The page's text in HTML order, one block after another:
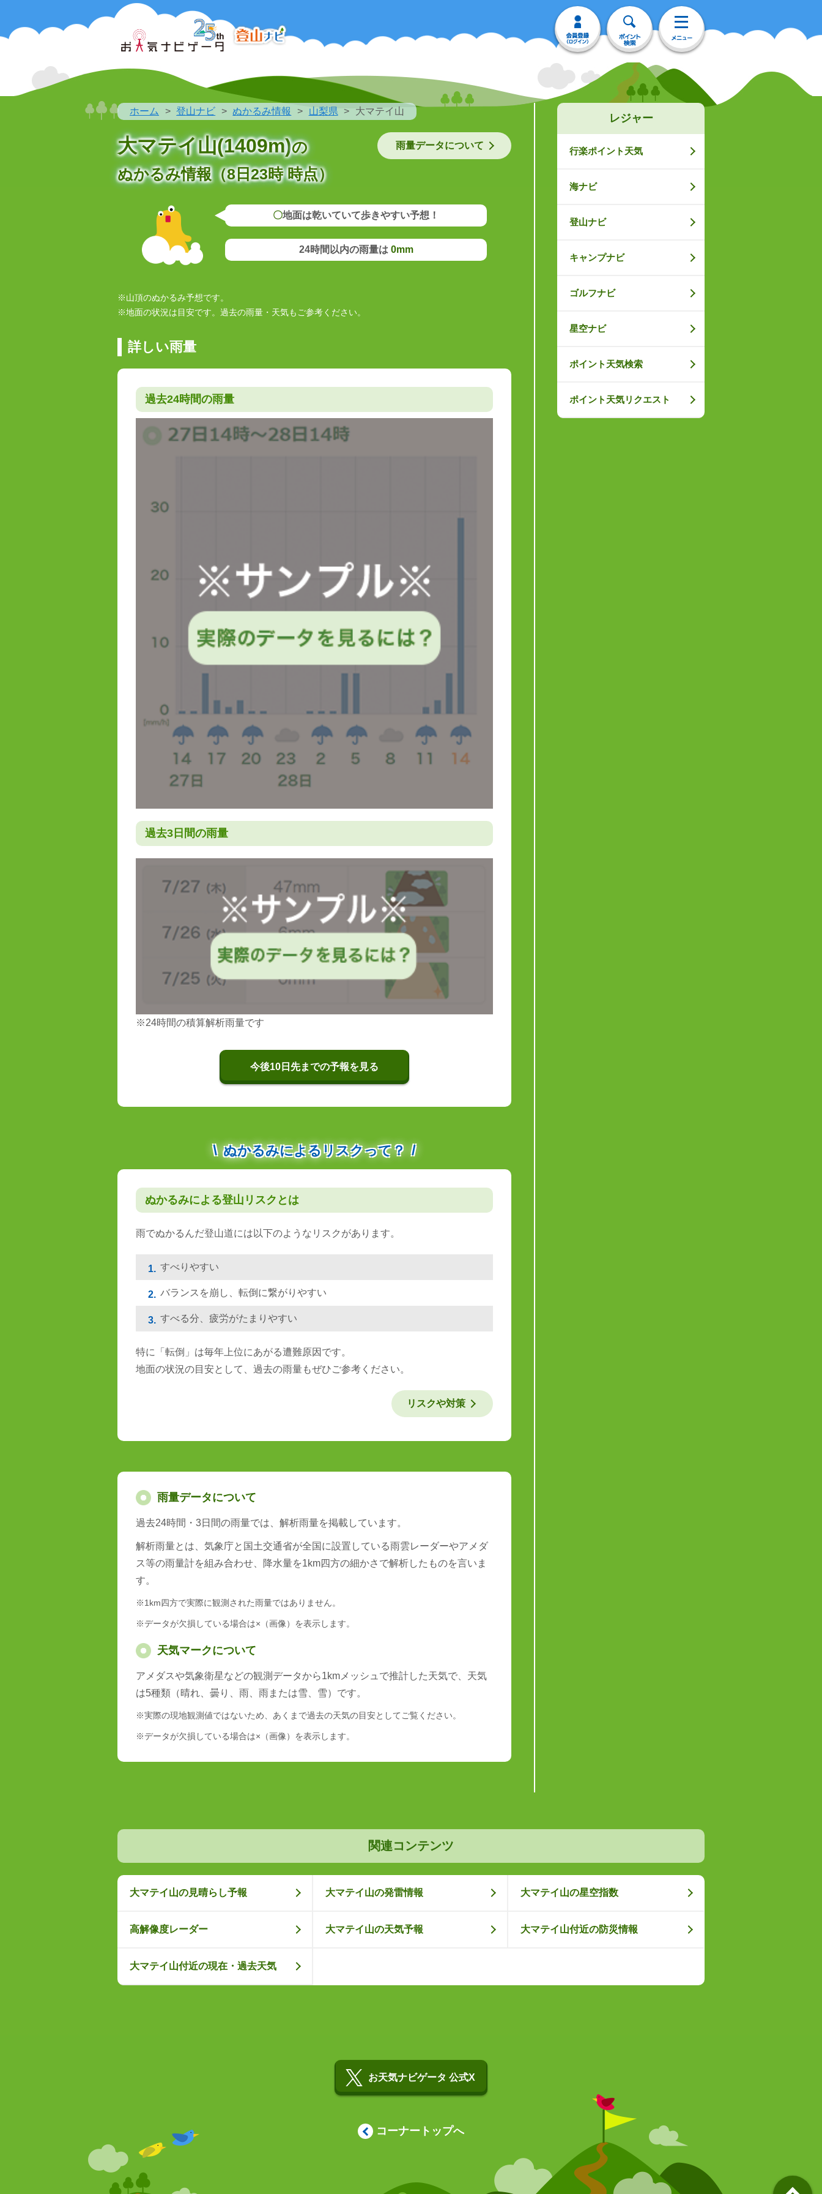
ホーム 登山ナビ ぬかるみ情報 山梨県 大マテイ山
大マテイ山(1409m)の
ぬかるみ情報（8日23時 時点）
雨量データについて
〇地面は乾いていて歩きやすい予想！
24時間以内の雨量は 0mm
※山頂のぬかるみ予想です。
※地面の状況は目安です。過去の雨量・天気もご参考ください。
詳しい雨量
過去24時間の雨量
過去3日間の雨量
※24時間の積算解析雨量です
今後10日先までの予報を見る
ぬかるみによるリスクって？
ぬかるみによる登山リスクとは
雨でぬかるんだ登山道には以下のようなリスクがあります。
1. すべりやすい
2. バランスを崩し、転倒に繋がりやすい
3. すべる分、疲労がたまりやすい
特に「転倒」は毎年上位にあがる遭難原因です。
地面の状況の目安として、過去の雨量もぜひご参考ください。
リスクや対策
雨量データについて
過去24時間・3日間の雨量では、解析雨量を掲載しています。
解析雨量とは、気象庁と国土交通省が全国に設置している雨雲レーダーやアメダ
ス等の雨量計を組み合わせ、降水量を1km四方の細かさで解析したものを言いま
す。
※1km四方で実際に観測された雨量ではありません。
※データが欠損している場合は×（画像）を表示します。
天気マークについて
アメダスや気象衛星などの観測データから1kmメッシュで推計した天気で、天気
は5種類（晴れ、曇り、雨、雨または雪、雪）です。
※実際の現地観測値ではないため、あくまで過去の天気の目安としてご覧ください。
※データが欠損している場合は×（画像）を表示します。
レジャー
行楽ポイント天気
海ナビ
登山ナビ
キャンプナビ
ゴルフナビ
星空ナビ
ポイント天気検索
ポイント天気リクエスト
関連コンテンツ
大マテイ山の見晴らし予報 大マテイ山の発雷情報 大マテイ山の星空指数
高解像度レーダー 大マテイ山の天気予報 大マテイ山付近の防災情報
大マテイ山付近の現在・過去天気
お天気ナビゲータ 公式X
コーナートップへ